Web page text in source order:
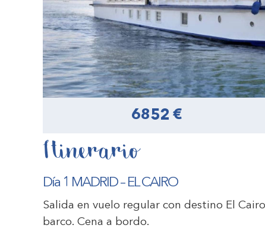
6852 €
Itinerario
Día 1 MADRID – EL CAIRO
Salida en vuelo regular con destino El
barco. Cena a bordo.